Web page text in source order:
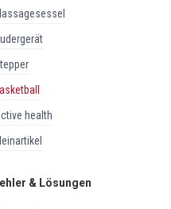
massagesessel
rudergerät
stepper
basketball
active health
kleinartikel
& Lösungen